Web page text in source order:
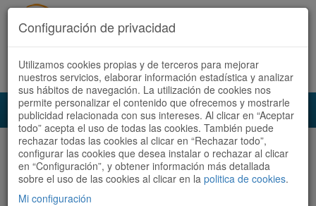
Acceder Registrate ahora Español | Català
Audioruta Todas las rutas
Todas las rutas Ordenar por:Más recientes
Configuración de privacidad
Utilizamos cookies propias y de terceros para mejorar
nuestros servicios, elaborar información estadística y analizar
sus hábitos de navegación. La utilización de cookies nos
permite personalizar el contenido que ofrecemos y mostrarle
publicidad relacionada con sus intereses. Al clicar en “Aceptar
todo” acepta el uso de todas las cookies. También puede
rechazar todas las cookies al clicar en “Rechazar todo”,
configurar las cookies que desea instalar o rechazar al clicar
en “Configuración”, y obtener información más detallada
sobre el uso de las cookies al clicar en la politica de cookies.
Mi configuración